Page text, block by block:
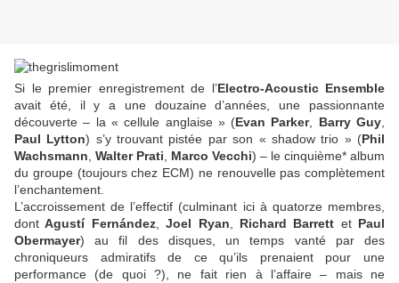
Si le premier enregistrement de l’Electro-Acoustic Ensemble
avait été, il y a une douzaine d’années, une passionnante
découverte – la « cellule anglaise » (Evan Parker, Barry Guy
Paul Lytton) s’y trouvant pistée par son « shadow trio » (Phil
Wachsmann Walter Prati Marco Vecchi) – le cinquième* album
du groupe (toujours chez ECM) ne renouvelle pas complètement
l’enchantement.
L’accroissement de l’effectif (culminant ici à quatorze membres,
dont Agustí Fernández,Joel Ryan Richard Barrett et Paul
Obermayer) au fil des disques, un temps vanté par des
chroniqueurs admiratifs de ce qu’ils prenaient pour une
performance (de quoi ?), ne fait rien à l’affaire – mais ne